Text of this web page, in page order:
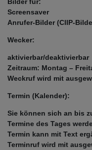
Screensaver
Anrufer-Bilder (ClIP-
Wecker:
aktivierbar/deaktivierbar
Zeitraum: Montag –
Weckruf wird mit
Termin (Kalender):
Sie können sich an bis
Termine des Tages
Termin kann mit Text
Terminruf wird mit